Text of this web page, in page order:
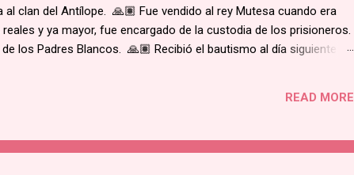
al clan del Antílope. 🙏🏽 Fue vendido al rey Mutesa cuando era
y ya mayor, fue encargado de la custodia de los prisioneros.
los Padres Blancos. 🙏🏽 Recibió el bautismo al día siguiente
con otros mártires se le condujo en una marcha hacia la aldea de
hogar. 🙏🏽 Según la costumbre, se ejecutaba a un prisionero en
y sus restos dejados al borde del camino....
READ MORE